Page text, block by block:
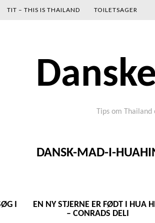
TIT – THIS IS THAILAND TOILETSAGER
Tips om
DANSK-MAD-I-
I
EN NY STJERNE ER FØDT I HUA
– CONRADS DELI